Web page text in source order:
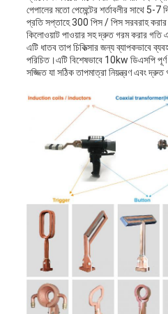
পেপালের মতো পেমেন্টের শর্তাবলীর সাথে 5-
প্রতি সপ্তাহে 300 পিস / পিস সরবরাহ
কিলোওয়াট পাওয়ার সহ দ্রুত গরম করার গতি
এটি ধাতব তাপ চিকিত্সার জন্য ব্যাপকভাবে
পরিচিত।এটি বিশেষভাবে 10kw ডিএসপি পূর্ণ
সজ্জিত যা সঠিক তাপমাত্রা নিয়ন্ত্রণ এবং দ্রুত